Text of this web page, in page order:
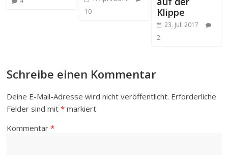
10
Klippe
23. Juli 2017
2
Schreibe einen Kommentar
Deine E-Mail-Adresse wird nicht veröffentlicht. Erforderliche
Felder sind mit* markiert
Kommentar*